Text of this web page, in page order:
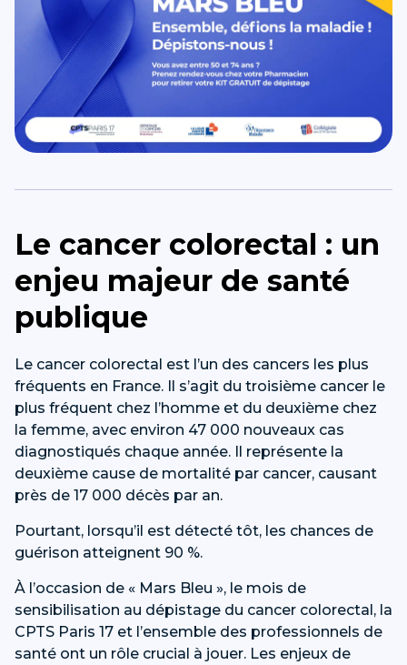
Le cancer colorectal : un
enjeu majeur de santé
publique
Le cancer colorectal est l’un des cancers les plus
fréquents en France. Il s’agit du troisième cancer le
plus fréquent chez l’homme et du deuxième chez
la femme, avec environ 47 000 nouveaux cas
diagnostiqués chaque année. Il représente la
deuxième cause de mortalité par cancer, causant
près de 17 000 décès par an.
Pourtant, lorsqu’il est détecté tôt, les chances de
guérison atteignent 90 %.
À l’occasion de « Mars Bleu », le mois de
sensibilisation au dépistage du cancer colorectal, la
CPTS Paris 17 et l’ensemble des professionnels de
santé ont un rôle crucial à jouer. Les enjeux de